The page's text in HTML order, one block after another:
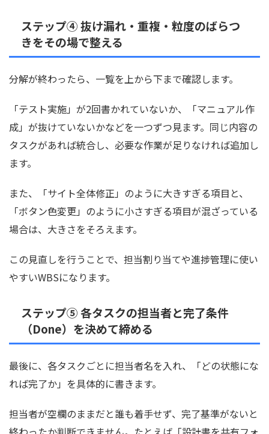
ステップ④ 抜け漏れ・重複・粒度のばらつ
きをその場で整える
分解が終わったら、一覧を上から下まで確認します。
「テスト実施」が2回書かれていないか、「マニュアル作
成」が抜けていないかなどを一つずつ見ます。同じ内容の
タスクがあれば統合し、必要な作業が足りなければ追加し
ます。
また、「サイト全体修正」のように大きすぎる項目と、
「ボタン色変更」のように小さすぎる項目が混ざっている
場合は、大きさをそろえます。
この見直しを行うことで、担当割り当てや進捗管理に使い
やすいWBSになります。
ステップ⑤ 各タスクの担当者と完了条件
（Done）を決めて締める
最後に、各タスクごとに担当者名を入れ、「どの状態にな
れば完了か」を具体的に書きます。
担当者が空欄のままだと誰も着手せず、完了基準がないと